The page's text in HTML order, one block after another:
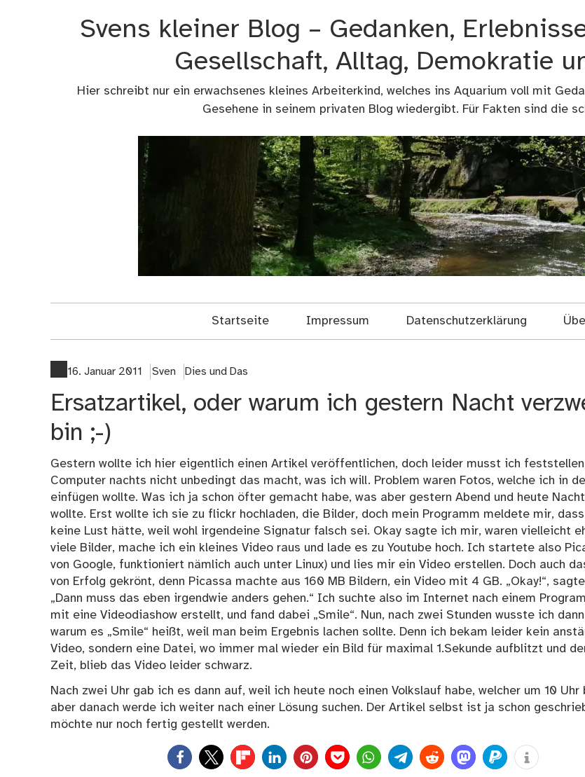
Svens kleiner Blog – Gedanken,
Gesellschaft, Alltag, Demokratie
Hier schreibt nur ein erwachsenes kleines Arbeiterkind, welches ins Aquarium voll mit
Gesehene in seinem privaten Blog wiedergibt. Für Fakten sind die
Startseite Impressum Datenschutzerklärung
16. Januar 2011 Sven Dies und Das
Ersatzartikel, oder warum ich gestern Nacht
bin ;-)
Gestern wollte ich hier eigentlich einen Artikel veröffentlichen, doch leider musst ich
Computer nachts nicht unbedingt das macht, was ich will. Problem waren Fotos, welche ich in
einfügen wollte. Was ich ja schon öfter gemacht habe, was aber gestern Abend und heute
wollte. Erst wollte ich sie zu flickr hochladen, die Bilder, doch mein Programm meldete mir,
keine Lust hätte, weil wohl irgendeine Signatur falsch sei. Okay sagte ich mir, waren vielleicht
viele Bilder, mache ich ein kleines Video raus und lade es zu Youtube hoch. Ich startete also
von Google, funktioniert nämlich auch unter Linux) und lies mir ein Video erstellen. Doch auch
von Erfolg gekrönt, denn Picassa machte aus 160 MB Bildern, ein Video mit 4 GB. „Okay!“,
„Dann muss das eben irgendwie anders gehen.“ Ich suchte also im Internet nach einem
mit eine Videodiashow erstellt, und fand dabei „Smile“. Nun, nach zwei Stunden wusste ich dann
warum es „Smile“ heißt, weil man beim Ergebnis lachen sollte. Denn ich bekam leider kein
Video, sondern eine Datei, wo immer mal wieder ein Bild für maximal 1.Sekunde aufblitzt und
Zeit, blieb das Video leider schwarz.
Nach zwei Uhr gab ich es dann auf, weil ich heute noch einen Volkslauf habe, welcher um 10 Uhr
aber danach werde ich weiter nach einer Lösung suchen. Der Artikel selbst ist ja schon
möchte nur noch fertig gestellt werden.
0